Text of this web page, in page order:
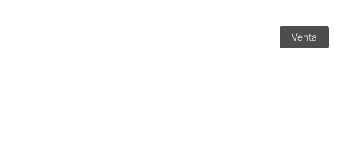
Venta